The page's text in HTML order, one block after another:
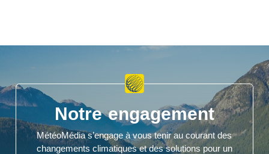
Notre engagement
MétéoMédia s’engage à vous tenir au courant des
changements climatiques et des solutions pour un